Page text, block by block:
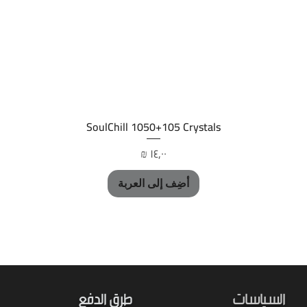
العرض السريع
SoulChill 1050+105 Crystals
السعر
أضِف إلى العربة
طرق الدفع السياسات